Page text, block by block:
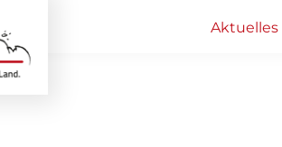
Aktuelles